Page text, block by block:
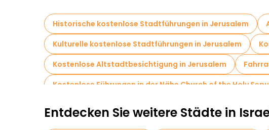
Historische kostenlose Stadtführungen in Jerusalem
Kulturelle kostenlose Stadtführungen in Jerusalem
Kostenlose Altstadtbesichtigung in Jerusalem
Kostenlose Führungen in der Nähe Church of the Holy
Entdecken Sie weitere Städte in